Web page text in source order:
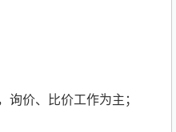
询价、比价工作为主；